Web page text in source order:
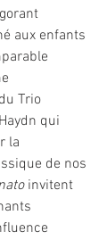
aux enfants
Trio
qui
la
de nos
invitent